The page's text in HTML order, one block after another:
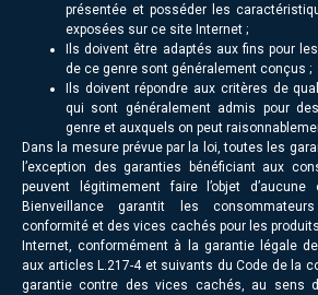
présentée et posséder les
exposées sur ce site Internet ;
Ils doivent être adaptés aux fins pour
de ce genre sont généralement conçus ;
Ils doivent répondre aux critères de
qui sont généralement admis pour
genre et auxquels on peut
Dans la mesure prévue par la loi, toutes les
l’exception des garanties bénéficiant aux
peuvent légitimement faire l’objet d’aucune
Bienveillance garantit les
conformité et des vices cachés pour les
Internet, conformément à la garantie légale
aux articles L.217-4 et suivants du Code de la
garantie contre des vices cachés, au sens